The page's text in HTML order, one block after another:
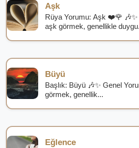
Aşk
Rüya Yorumu: Aşk ❤️🌹
aşk görmek, genellikle
Büyü
Başlık: Büyü 🎶✨ Genel
görmek, genellik...
Eğlence